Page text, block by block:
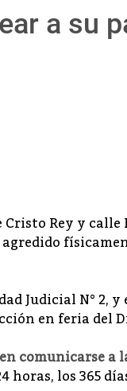
a su
Rey y calle
Judicial N° 2, y
en feria del
comunicarse a
horas, los 365